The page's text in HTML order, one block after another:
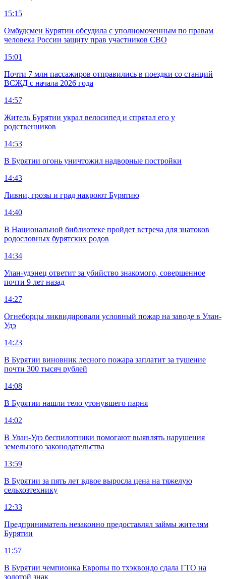
15:15
Омбудсмен Бурятии обсудила с уполномоченным по правам
человека России защиту прав участников СВО
15:01
Почти 7 млн пассажиров отправились в поездки со станций
ВСЖД с начала 2026 года
14:57
Житель Бурятии украл велосипед и спрятал его у
родственников
14:53
В Бурятии огонь уничтожил надворные постройки
14:43
Ливни, грозы и град накроют Бурятию
14:40
В Национальной библиотеке пройдет встреча для знатоков
родословных бурятских родов
14:34
Улан-удэнец ответит за убийство знакомого, совершенное
почти 9 лет назад
14:27
Огнеборцы ликвидировали условный пожар на заводе в Улан-
Удэ
14:23
В Бурятии виновник лесного пожара заплатит за тушение
почти 300 тысяч рублей
14:08
В Бурятии нашли тело утонувшего парня
14:02
В Улан-Удэ беспилотники помогают выявлять нарушения
земельного законодательства
13:59
В Бурятии за пять лет вдвое выросла цена на тяжелую
сельхозтехнику
12:33
Предприниматель незаконно предоставлял займы жителям
Бурятии
11:57
В Бурятии чемпионка Европы по тхэквондо сдала ГТО на
золотой знак